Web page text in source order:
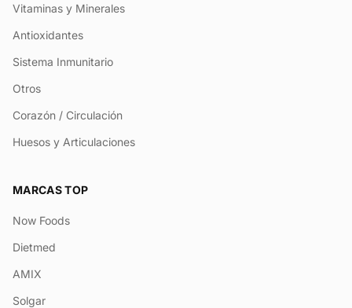
Vitaminas y Minerales
Antioxidantes
Sistema Inmunitario
Otros
Corazón / Circulación
Huesos y Articulaciones
MARCAS TOP
Now Foods
Dietmed
AMIX
Solgar